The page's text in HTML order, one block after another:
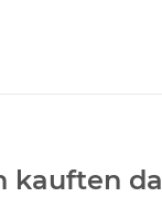
kauften